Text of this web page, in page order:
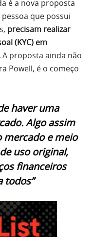
é a nova proposta
que possui
precisam realizar
(KYC) em
A proposta ainda não
Powell, é o começo
haver uma
Algo assim
mercado e meio
uso original,
financeiros
todos”